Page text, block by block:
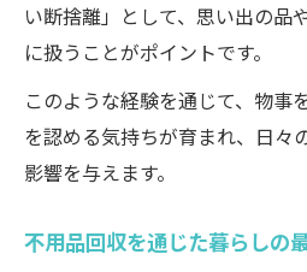
い断捨離」として、思い出の品
に扱うことがポイントです。
このような経験を通じて、物事
を認める気持ちが育まれ、日々
影響を与えます。
不用品回収を通じた暮らしの